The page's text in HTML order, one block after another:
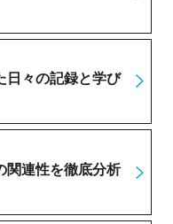
日々の記録と学び
関連性を徹底分析